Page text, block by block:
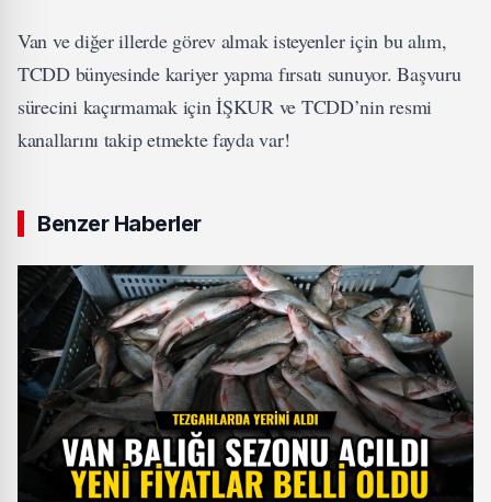
Van ve diğer illerde görev almak isteyenler için bu alım,
TCDD bünyesinde kariyer yapma fırsatı sunuyor. Başvuru
sürecini kaçırmamak için İŞKUR ve TCDD’nin resmi
kanallarını takip etmekte fayda var!
Benzer Haberler